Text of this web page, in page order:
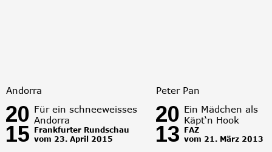
20
13
Ein Mädchen als
Käpt‘n Hook
FAZ
vom 21. März 2013
Peter Pan
20
15
Für ein schneeweisses
Andorra
Frankfurter Rundschau
vom 23. April 2015
Andorra